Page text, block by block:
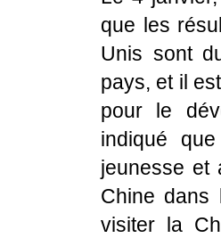
que les
Unis sont
pays, et il
pour le
indiqué
jeunesse et
Chine dans
visiter la